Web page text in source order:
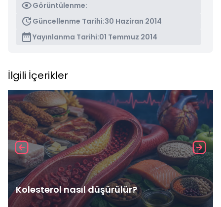
Görüntülenme:
Güncellenme Tarihi:30 Haziran 2014
Yayınlanma Tarihi:01 Temmuz 2014
İlgili İçerikler
Kolesterol nasıl düşürülür?